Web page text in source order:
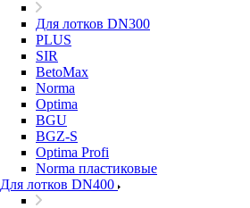
Для лотков DN300
PLUS
SIR
BetoMax
Norma
Optima
BGU
BGZ-S
Optima Profi
Norma пластиковые
Для лотков DN400